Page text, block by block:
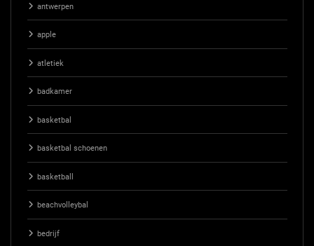
antwerpen
apple
atletiek
badkamer
basketbal
basketbal schoenen
basketball
beachvolleybal
bedrijf